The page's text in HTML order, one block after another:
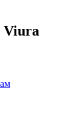
Viura